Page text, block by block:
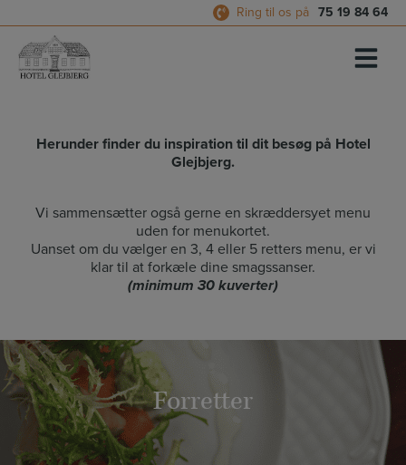
til
indholdet
Ring til os på 75 19 84 64
Herunder finder du inspiration til dit besøg på Hotel
Glejbjerg.
Vi sammensætter også gerne en skræddersyet menu
uden for menukortet.
Uanset om du vælger en 3, 4 eller 5 retters menu, er vi
klar til at forkæle dine smagssanser.
(minimum 30 kuverter)
Forretter